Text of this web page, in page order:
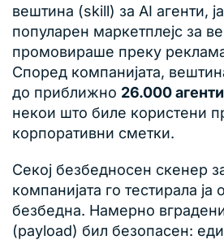
вештина (skill) за AI агенти,
популарен маркетплејс за
промовираше преку
Според компанијата,
до приближно 26.000 агенти
некои што биле користени
корпоративни сметки.
Секој безбедносен скенер
компанијата го тестирала ја
безбедна. Намерно
(payload) бил безопасен: